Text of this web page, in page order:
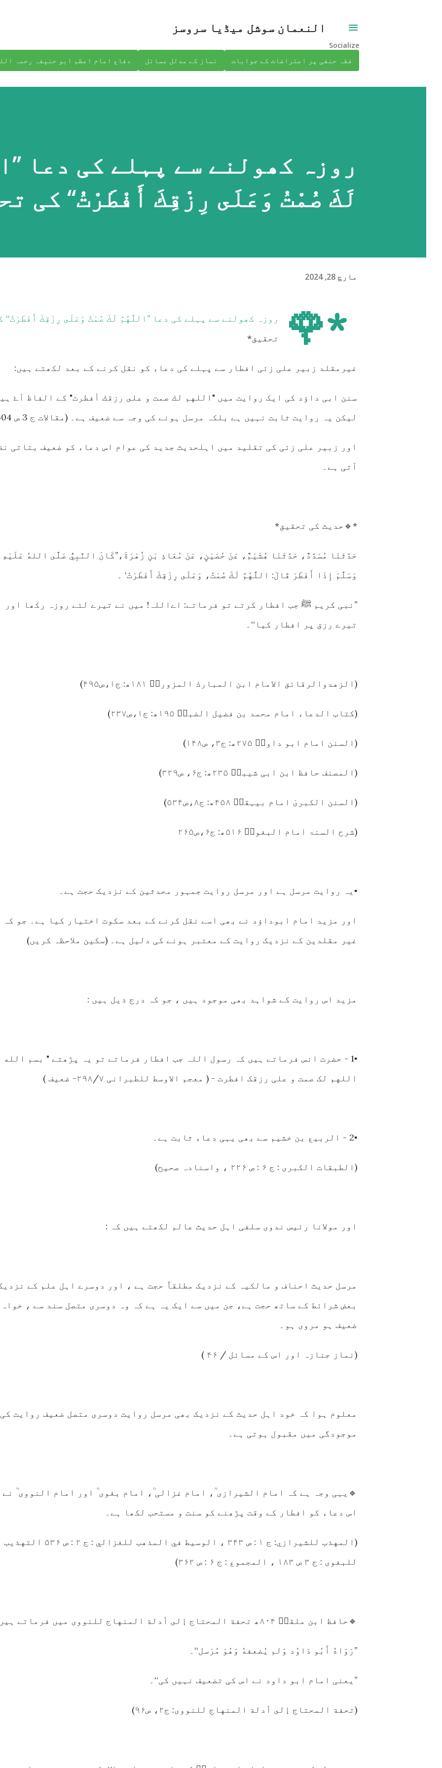
النعمان سوشل میڈیا سروسز
Socialize
فقہ حنفی پر اعتراضات کے جوابات
نماز کے مدلل مسائل دفاع امام اعظم ابو حنیفہ رحمہ
روزہ کھولنے سے پہلے کی دعا
لَكَ صُمْتُ وَعَلَى رِزْقِكَ أَفْطَرْتُ‘‘ کی
مارچ 28, 2024
*🌹
روزہ کھولنے سے پہلے کی دعا ’’اللَّهُمَّ لَكَ صُمْتُ وَعَلَى رِزْقِكَ أَفْطَرْتُ‘‘
تحقیق*
غیرمقلد زبیر علی زئی افطار سے پہلے کی دعاء کو نقل کرنے کے بعد لکھتے ہیں:
سنن ابی داؤد کی ایک روایت میں "اللهم لك صمت و على رزقك أفطرت" کے الفاظ آۓ
لیکن یہ روایت ثابت نہیں ہے بلکہ مرسل ہونے کی وجہ سے ضعیف ہے۔ (مقالات ج 3 ص 604)
اور زبیر علی زئی کی تقلید میں اہلحدیث جدید کی عوام اس دعاء کو ضعیف بتاتی
آتی ہے۔
*🔹حدیث کی تحقیق*
حَدَّثَنَا مُسَدَّدٌ، حَدَّثَنَا هُشَيْمٌ، عَنْ حُصَيْنٍ، عَنْ مُعَاذِ بْنِ زُهْرَةَ،’’كَانَ النَّبِيُّ صَلَّى اللهُ عَلَيْهِ
وَسَلَّمَ إِذَا أَفْطَرَ قَالَ: اللَّهُمَّ لَكَ صُمْتُ، وَعَلَى رِزْقِكَ أَفْطَرْتُ‘ ۔
’’نبی کریم ﷺ جب افطار کرتے تو فرماتے: اےاللہ! میں نے تیرے لئے روزہ رکھا اور
تیرے رزق پر افطار کیا‘‘۔
(الزهدوالرقائق الامام ابن المبارك المزوریؒ ۱۸۱ھ: ج۱،ص۴۹۵)
(کتاب الدعاء امام محمد بن فضيل الضبیؒ ۱۹۵ھ: ج۱،ص۲۳۷)
(السنن امام ابو داودؒ ۲۷۵ھ: ج۳، ص۱۴۸)
(المصنف حافظ ابن ابی شیبہؒ ۲۳۵ھ: ج۶، ص۳۲۹)
(السنن الکبریٰ امام بیہقیؒ ۴۵۸ھ: ج۸،ص۵۳۴)
(شرح السنۃ امام البغویؒ ۵۱۶ھ: ج۶،ص۲۶۵
▪️یہ روایت مرسل ہے اور مرسل روایت جمہور محدثین کے نزدیک حجت ہے۔
اور مزید امام ابوداؤد نے بھی اسے نقل کرنے کے بعد سکوت اختیار کیا ہے۔ جو کہ
غیر مقلدین کے نزدیک روایت کے معتبر ہونے کی دلیل ہے۔ (سکین ملاحظہ کریں)
مزید اس روایت کے شواہد بھی موجود ہیں ، جو کہ درج ذیل ہیں :
▪️1 - حضرت انس فرماتے ہیں کہ رسول اللہ جب افطار فرماتے تو یہ پڑھتے " بسم الله
اللهم لک صمت و علی رزقک افطرت - ( معجم الاوسط للطبرانی ۲۹۸/۷- ضعيف )
▪️2 - الربیع بن خشیم سے بھی یہی دعاء ثابت ہے۔
(الطبقات الکبری : ج ۶ : ص ۲۲۶ ، واسنادہ صحیح)
اور مولانا رئیس ندوی سلفی اہل حدیث عالم لکھتے ہیں کہ :
مرسل حدیث احناف و مالکیہ کے نزدیک مطلقاً حجت ہے ، اور دوسرے اہل علم کے
بعض شرائط کے ساتھ حجت ہے، جن میں سے ایک یہ ہے کہ وہ دوسری متصل سند سے ، خواہ
ضعیف ہو مروی ہو۔
(نماز جنازہ اور اس کے مسائل / ۴۶ )
معلوم ہوا کہ خود اہل حدیث کے نزدیک بھی مرسل روایت دوسری متصل ضعیف روایت کی
موجودگی میں مقبول ہوتی ہے۔
🔹یہی وجہ ہے کہ امام الشیرازی ؒ، امام غزالی ؒ، امام بغوی ؒ اور امام النووی ؒ نے
اس دعاء کو افطار کے وقت پڑھنے کو سنت و مستحب لکھا ہے۔
(المهذب للشيرازي: ج ۱ : ص ۳۴۳ ، الوسيط في المذهب للغزالي : ج ۲ : ص ۵۳۶ التهذيب
للبغوى : ج ۳ ص ۱۸۳ ، المجموع : ج ۶ : ص ۳۶۲)
🔹حافظ ابن ملقنؒ ۸۰۴ھ تحفة المحتاج إلى أدلة المنهاج للنووی میں فرماتے ہیں:
’’رَوَاهُ أَبُو دَاوُد وَلم يُضعفهُ وَهُوَ مُرْسل‘‘۔
’’یعنی امام ابو داود نے اس کی تضعیف نہیں کی‘‘۔
(تحفة المحتاج إلى أدلة المنهاج للنووی: ج۲، ص۹۶)